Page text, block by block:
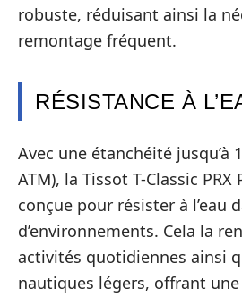
robuste, réduisant ainsi la
remontage fréquent.
RÉSISTANCE À
Avec une étanchéité jusqu’à
ATM), la Tissot T-Classic
conçue pour résister à l’eau
d’environnements. Cela la
activités quotidiennes ainsi
nautiques légers, offrant